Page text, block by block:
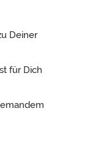
Deiner
für Dich